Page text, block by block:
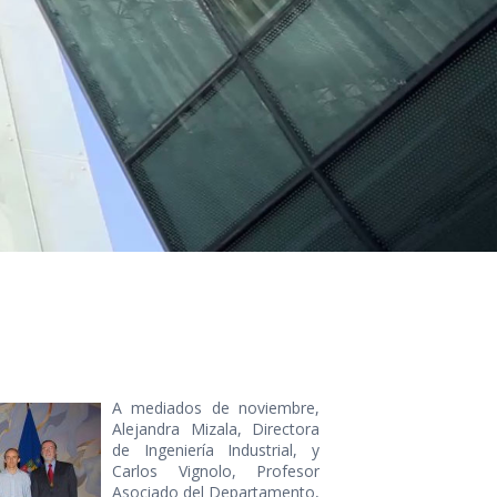
A mediados de noviembre,
Alejandra Mizala, Directora
de Ingeniería Industrial, y
Carlos Vignolo, Profesor
Asociado del Departamento,